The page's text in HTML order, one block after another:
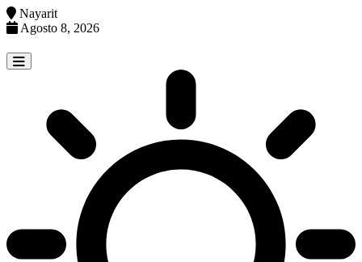
Nayarit
Agosto 8, 2026
to
content